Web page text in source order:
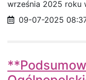
września 2025 roku
Data opublikowania
09-07-2025